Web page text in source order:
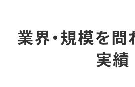
業界・規模を問
実績